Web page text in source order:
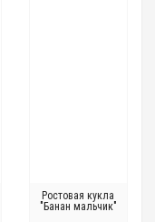
Ростовая кукла
"Банан мальчик"